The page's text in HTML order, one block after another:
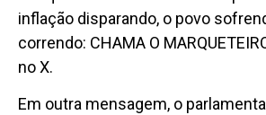
inflação disparando, o povo
correndo: CHAMA O
no X.
Em outra mensagem, o